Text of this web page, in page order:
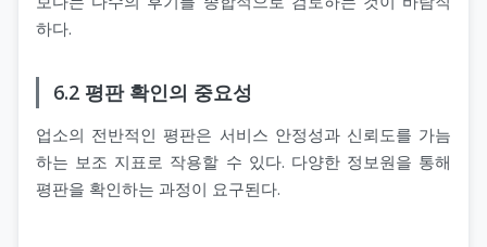
하다.
6.2 평판 확인의 중요성
업소의 전반적인 평판은 서비스 안정성과 신뢰도를 가늠
하는 보조 지표로 작용할 수 있다. 다양한 정보원을 통해
평판을 확인하는 과정이 요구된다.